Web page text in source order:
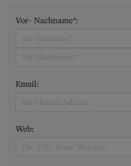
Vor- Nachname*:
Email:
Web: